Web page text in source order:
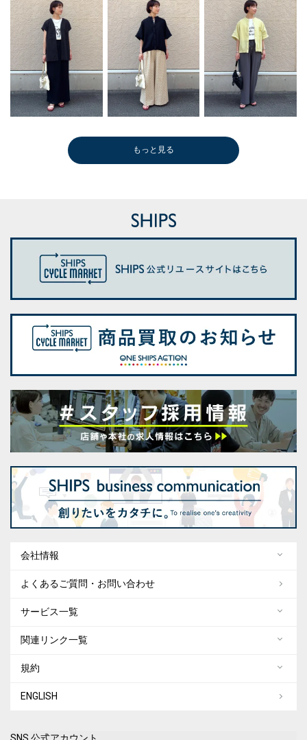
もっと見る
会社情報
よくあるご質問・お問い合わせ
サービス一覧
関連リンク一覧
規約
ENGLISH
SNS 公式アカウント